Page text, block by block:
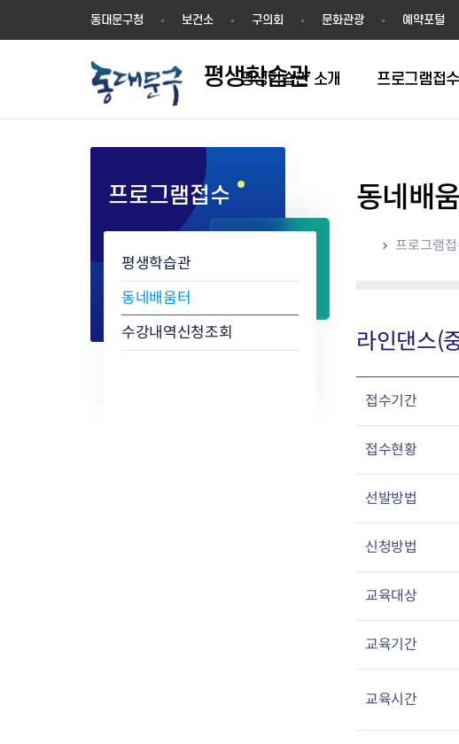
동대문구청 보건소 구의회 문화관광 예약포털
평생학습관
평생학습관 소개 프로그램접수
학습동아리 인증절차
학습동아리 현황
프로그램접수
평생학습관
동네배움터
수강내역신청조회
동네배
프로그램
라인댄스(
접수기간
접수현황
선발방법
신청방법
교육대상
교육기간
교육시간